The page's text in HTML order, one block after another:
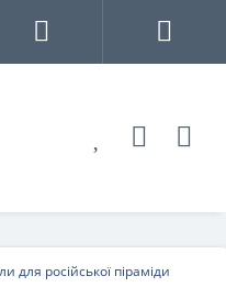
для російської піраміди